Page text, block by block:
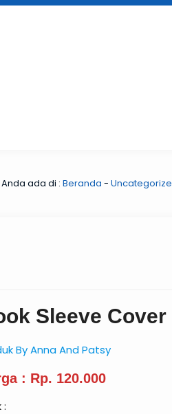
Anda ada di : Beranda -
Sleeve Cover
By Anna And Patsy
: Rp. 120.000
: